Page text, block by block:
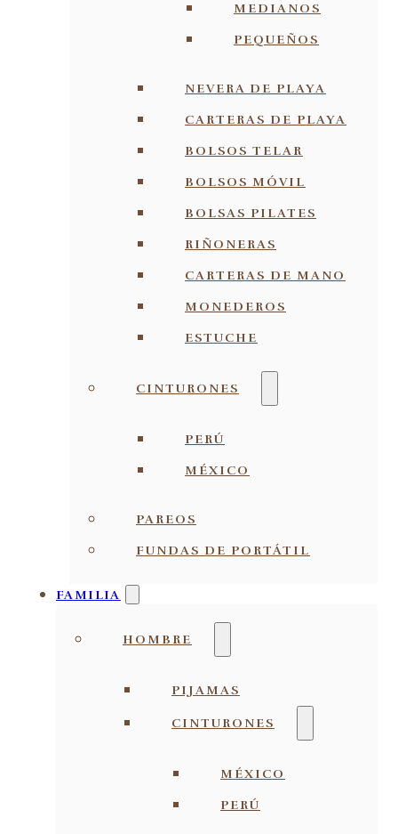
MEDIANOS
PEQUEÑOS
NEVERA DE PLAYA
CARTERAS DE PLAYA
BOLSOS TELAR
BOLSOS MÓVIL
BOLSAS PILATES
RIÑONERAS
CARTERAS DE MANO
MONEDEROS
ESTUCHE
CINTURONES
PERÚ
MÉXICO
PAREOS
FUNDAS DE PORTÁTIL
FAMILIA
HOMBRE
PIJAMAS
CINTURONES
MÉXICO
PERÚ